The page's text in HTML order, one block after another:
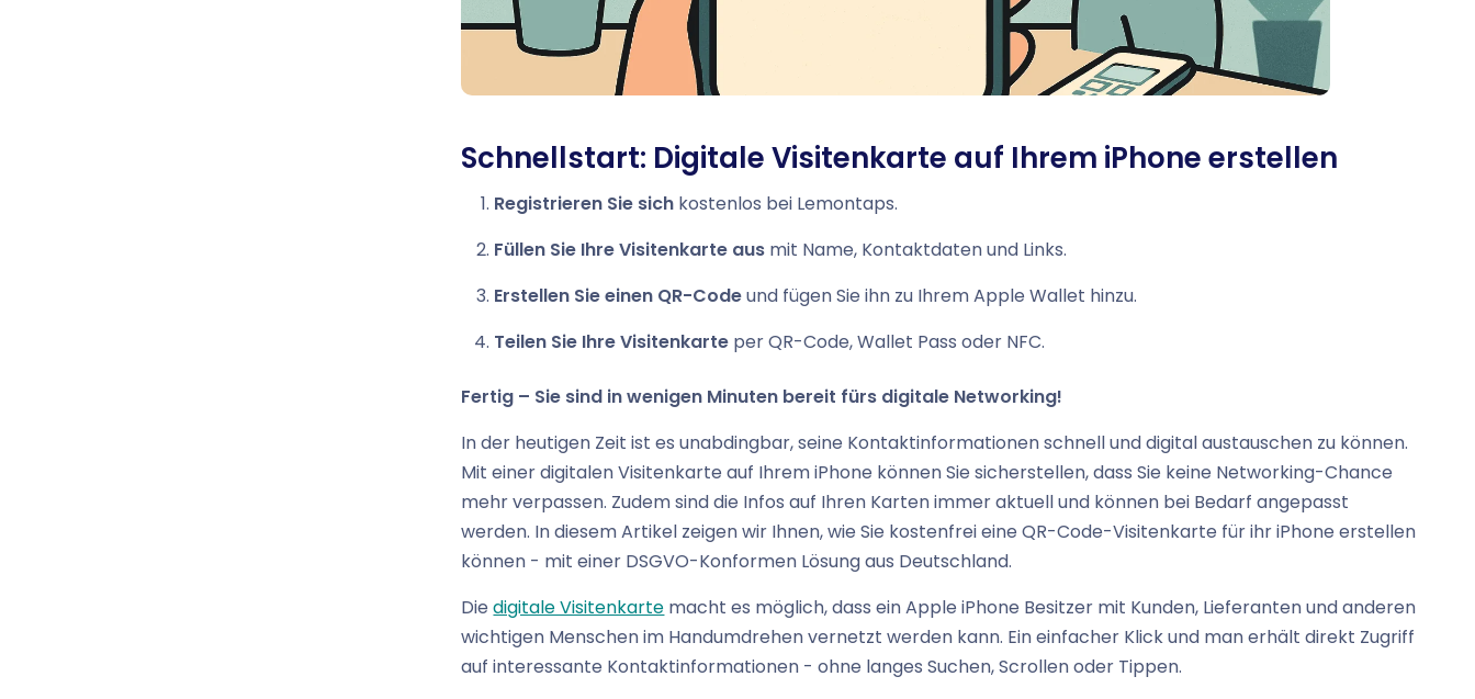
Schnellstart: Digitale Visitenkarte auf Ihrem iPhone erstellen
Registrieren Sie sich kostenlos bei Lemontaps.
Füllen Sie Ihre Visitenkarte aus mit Name, Kontaktdaten und Links.
Erstellen Sie einen QR-Codeund fügen Sie ihn zu Ihrem Apple Wallet hinzu.
Teilen Sie Ihre Visitenkarte per QR-Code, Wallet Pass oder NFC.
Fertig – Sie sind in wenigen Minuten bereit fürs digitale Networking!
In der heutigen Zeit ist es unabdingbar, seine Kontaktinformationen schnell und digital austauschen zu können.
Mit einer digitalen Visitenkarte auf Ihrem iPhone können Sie sicherstellen, dass Sie keine Networking-Chance
mehr verpassen. Zudem sind die Infos auf Ihren Karten immer aktuell und können bei Bedarf angepasst
werden. In diesem Artikel zeigen wir Ihnen, wie Sie kostenfrei eine QR-Code-Visitenkarte für ihr iPhone erstellen
können - mit einer DSGVO-Konformen Lösung aus Deutschland.
Diedigitale Visitenkarte macht es möglich, dass ein Apple iPhone Besitzer mit Kunden, Lieferanten und anderen
wichtigen Menschen im Handumdrehen vernetzt werden kann. Ein einfacher Klick und man erhält direkt Zugriff
auf interessante Kontaktinformationen - ohne langes Suchen, Scrollen oder Tippen.